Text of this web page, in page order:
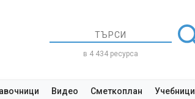
в 4 434 ресурса
Видео Сметкоплан Учебници